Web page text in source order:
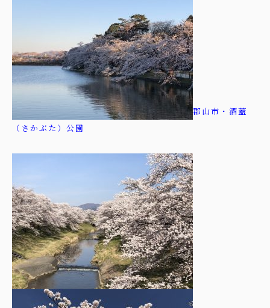
郡山市・酒蓋
（さかぶた）公園